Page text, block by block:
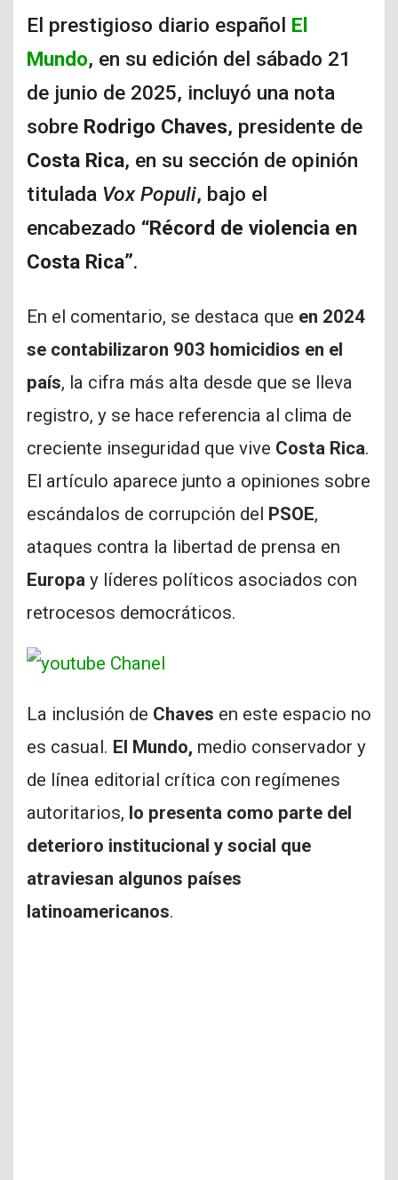
El prestigioso diario español El
Mundo, en su edición del sábado 21
de junio de 2025, incluyó una nota
sobre Rodrigo Chaves, presidente de
Costa Rica, en su sección de opinión
titulada Vox Populi, bajo el
encabezado “Récord de violencia en
Costa Rica”.
En el comentario, se destaca que en 2024
se contabilizaron 903 homicidios en el
país, la cifra más alta desde que se lleva
registro, y se hace referencia al clima de
creciente inseguridad que vive Costa Rica.
El artículo aparece junto a opiniones sobre
escándalos de corrupción del PSOE,
ataques contra la libertad de prensa en
Europa y líderes políticos asociados con
retrocesos democráticos.
La inclusión de Chaves en este espacio no
es casual. El Mundo, medio conservador y
de línea editorial crítica con regímenes
autoritarios, lo presenta como parte del
deterioro institucional y social que
atraviesan algunos países
latinoamericanos.